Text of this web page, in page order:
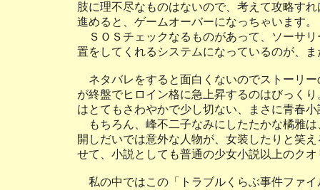
肢に理不尽なものはないので、考えて攻略す
進めると、ゲームオーバーになっちゃいます。
ＳＯＳチェックなるものがあって、ソーサ
置をしてくれるシステムになっているのが、
ネタバレをすると面白くないのでストーリ
が終盤でヒロイン格に急上昇するのはびっく
はとてもさわやかで少し切ない、まさに青春
もちろん、峰不二子なみにしたたかな橘雅
開しだいでは意外な人物が、女装したりと笑
せて、小説としても普通の少女小説以上のク
私の中ではこの「トラブルくらぶ事件ファ